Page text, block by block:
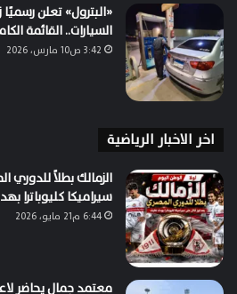
«البترول» تعلن
السيارات.. القائمة
3:42 ص10 مارس، 2026
اخر الاخبار الرياضية
الزمالك بطلاً
سيراميكا كليوباترا
6:44 م21 مايو، 2026
معتمد جمال يحاضر